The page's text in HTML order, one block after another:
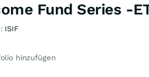
Fund Series -
ISIF
hinzufügen